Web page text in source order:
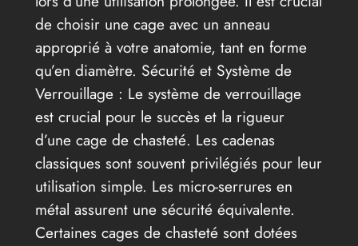
de choisir une cage avec un anneau
approprié à votre anatomie, tant en forme
qu’en diamètre. Sécurité et Système de
Verrouillage : Le système de verrouillage
est crucial pour le succès et la rigueur
d’une cage de chasteté. Les cadenas
classiques sont souvent privilégiés pour leur
utilisation simple. Les micro-serrures en
métal assurent une sécurité équivalente.
Certaines cages de chasteté sont dotées